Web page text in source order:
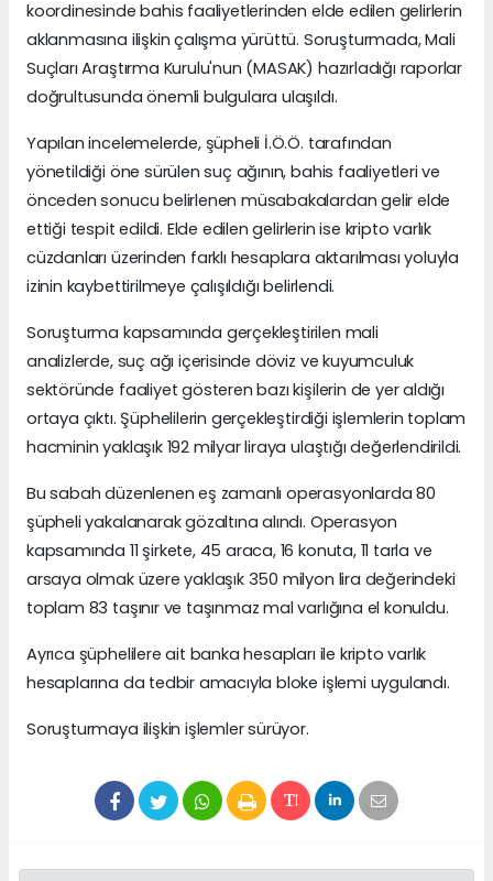
koordinesinde bahis faaliyetlerinden elde edilen gelirlerin
aklanmasına ilişkin çalışma yürüttü. Soruşturmada, Mali
Suçları Araştırma Kurulu'nun (MASAK) hazırladığı raporlar
doğrultusunda önemli bulgulara ulaşıldı.
Yapılan incelemelerde, şüpheli İ.Ö.Ö. tarafından
yönetildiği öne sürülen suç ağının, bahis faaliyetleri ve
önceden sonucu belirlenen müsabakalardan gelir elde
ettiği tespit edildi. Elde edilen gelirlerin ise kripto varlık
cüzdanları üzerinden farklı hesaplara aktarılması yoluyla
izinin kaybettirilmeye çalışıldığı belirlendi.
Soruşturma kapsamında gerçekleştirilen mali
analizlerde, suç ağı içerisinde döviz ve kuyumculuk
sektöründe faaliyet gösteren bazı kişilerin de yer aldığı
ortaya çıktı. Şüphelilerin gerçekleştirdiği işlemlerin toplam
hacminin yaklaşık 192 milyar liraya ulaştığı değerlendirildi.
Bu sabah düzenlenen eş zamanlı operasyonlarda 80
şüpheli yakalanarak gözaltına alındı. Operasyon
kapsamında 11 şirkete, 45 araca, 16 konuta, 11 tarla ve
arsaya olmak üzere yaklaşık 350 milyon lira değerindeki
toplam 83 taşınır ve taşınmaz mal varlığına el konuldu.
Ayrıca şüphelilere ait banka hesapları ile kripto varlık
hesaplarına da tedbir amacıyla bloke işlemi uygulandı.
Soruşturmaya ilişkin işlemler sürüyor.